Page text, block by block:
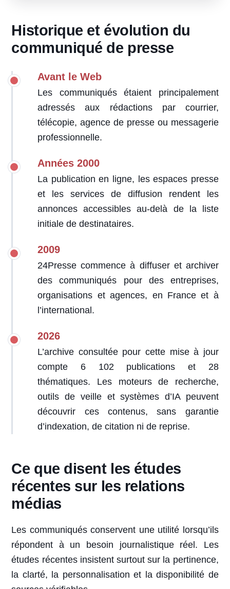
Historique et évolution du
communiqué de presse
Avant le Web
Les communiqués étaient principalement
adressés aux rédactions par courrier,
télécopie, agence de presse ou messagerie
professionnelle.
Années 2000
La publication en ligne, les espaces presse
et les services de diffusion rendent les
annonces accessibles au-delà de la liste
initiale de destinataires.
2009
24Presse commence à diffuser et archiver
des communiqués pour des entreprises,
organisations et agences, en France et à
l’international.
2026
L’archive consultée pour cette mise à jour
compte 6 102 publications et 28
thématiques. Les moteurs de recherche,
outils de veille et systèmes d’IA peuvent
découvrir ces contenus, sans garantie
d’indexation, de citation ni de reprise.
Ce que disent les études
récentes sur les relations
médias
Les communiqués conservent une utilité lorsqu’ils
répondent à un besoin journalistique réel. Les
études récentes insistent surtout sur la pertinence,
la clarté, la personnalisation et la disponibilité de